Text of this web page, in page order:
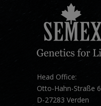
Head Office:
Otto-Hahn-Straße 6
D-27283 Verden